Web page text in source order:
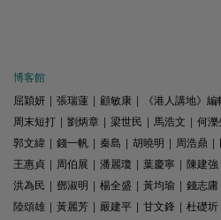
博客館
屈穎妍
張瑞蓮 顧敏康 《港人講地》編
周末短打
劉炳章 梁世民 馬浩文 何濼
郭文緯
錢一帆 秦島 胡曉明 周浩鼎
王惠貞
周伯展 潘麗瓊 葉慶寧 陳建強
洪為民
鄧淑明 楊全盛 黃均瑜 錢志庸
陸頌雄
黃麗芳 嚴建平 甘文鋒 杜礎圻